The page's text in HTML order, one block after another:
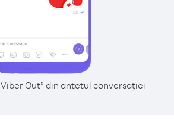
Out” din antetul conversației